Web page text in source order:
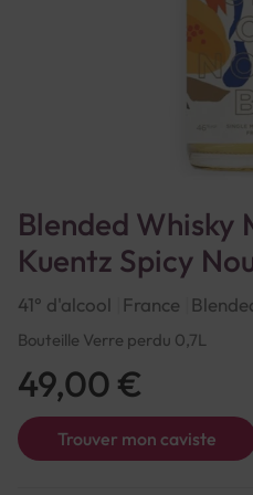
Blended Whisky
Kuentz Spicy
41° d'alcool France
Bouteille Verre perdu 0,7L
Trouver mon caviste
49,00 €